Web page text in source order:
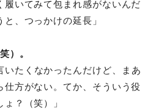
履いてみて包まれ感がないんだ
、つっかけの延長」
）。
いたくなかったんだけど、まあ
仕方がない。てか、そういう役
？（笑）」